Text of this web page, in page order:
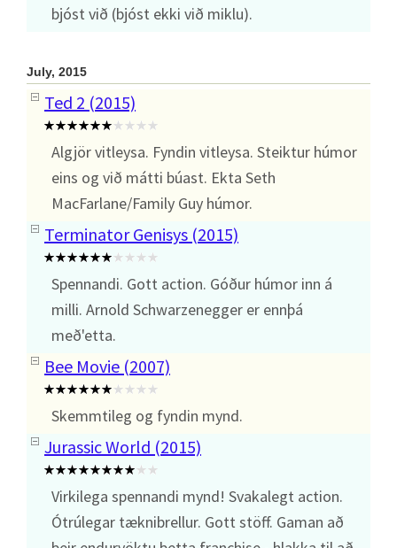
bjóst við (bjóst ekki við miklu).
July, 2015
Ted 2 (2015)
Algjör vitleysa. Fyndin vitleysa. Steiktur húmor
eins og við mátti búast. Ekta Seth
MacFarlane/Family Guy húmor.
Terminator Genisys (2015)
Spennandi. Gott action. Góður húmor inn á
milli. Arnold Schwarzenegger er ennþá
með'etta.
Bee Movie (2007)
Skemmtileg og fyndin mynd.
Jurassic World (2015)
Virkilega spennandi mynd! Svakalegt action.
Ótrúlegar tæknibrellur. Gott stöff. Gaman að